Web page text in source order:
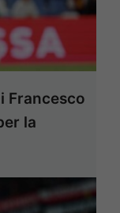
Francesco
la